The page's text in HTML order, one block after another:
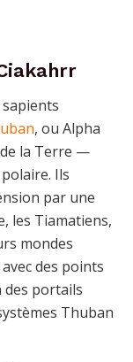
, ou Alpha
la Terre —
Ils
par une
les Tiamatiens,
mondes
des points
des portails
Thuban